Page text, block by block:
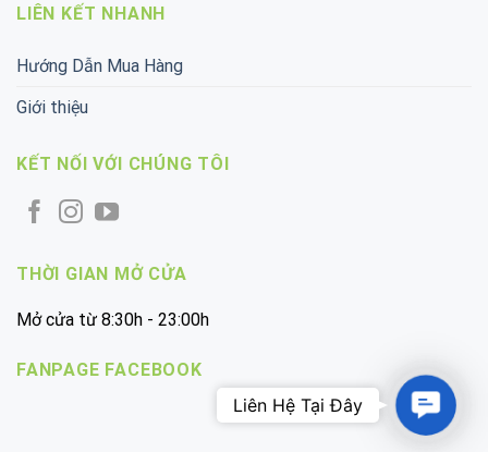
LIÊN KẾT NHANH
Hướng Dẫn Mua Hàng
Giới thiệu
KẾT NỐI VỚI CHÚNG TÔI
THỜI GIAN MỞ CỬA
Mở cửa từ 8:30h - 23:00h
FANPAGE FACEBOOK
Us